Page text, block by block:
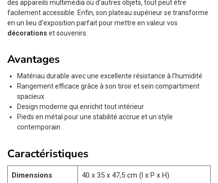
des appareils multimédia ou d’autres objets, tout peut être
facilement accessible. Enfin, son plateau supérieur se transforme
en un lieu d’exposition parfait pour mettre en valeur vos
décorations et souvenirs.
Avantages
Matériau durable avec une excellente résistance à l’humidité
Rangement efficace grâce à son tiroir et sein compartiment
spacieux
Design moderne qui enrichit tout intérieur
Pieds en métal pour une stabilité accrue et un style
contemporain
Caractéristiques
Dimensions 40 x 35 x 47,5 cm (l x P x H)